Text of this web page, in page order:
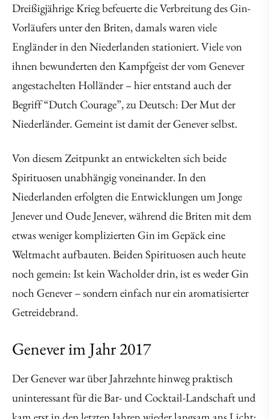
Dreißigjährige Krieg befeuerte die Verbreitung des Gin-
Vorläufers unter den Briten, damals waren viele
Engländer in den Niederlanden stationiert. Viele von
ihnen bewunderten den Kampfgeist der vom Genever
angestachelten Holländer – hier entstand auch der
Begriff “Dutch Courage”, zu Deutsch: Der Mut der
Niederländer. Gemeint ist damit der Genever selbst.
Von diesem Zeitpunkt an entwickelten sich beide
Spirituosen unabhängig voneinander. In den
Niederlanden erfolgten die Entwicklungen um Jonge
Jenever und Oude Jenever, während die Briten mit dem
etwas weniger komplizierten Gin im Gepäck eine
Weltmacht aufbauten. Beiden Spirituosen auch heute
noch gemein: Ist kein Wacholder drin, ist es weder Gin
noch Genever – sondern einfach nur ein aromatisierter
Getreidebrand.
Genever im Jahr 2017
Der Genever war über Jahrzehnte hinweg praktisch
uninteressant für die Bar- und Cocktail-Landschaft und